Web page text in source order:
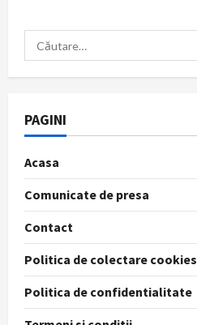
Caută
după:
PAGINI
Acasa
Comunicate de presa
Contact
Politica de colectare cookies
Politica de confidentialitate